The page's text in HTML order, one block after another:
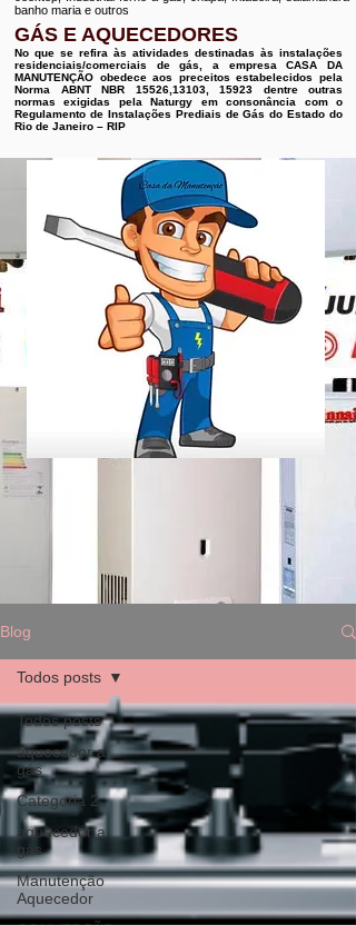
banho maria e outros
GÁS E AQUECEDORES
No que se refira às atividades destinadas às instalações
residenciais/comerciais de gás, a empresa CASA DA
MANUTENÇÃO obedece aos preceitos estabelecidos pela
Norma ABNT NBR 15526,13103, 15923 dentre outras
normas exigidas pela Naturgy em consonância com o
Regulamento de Instalações Prediais de Gás do Estado do
Rio de Janeiro – RIP
Blog
Todos posts
aquecedor a
gás
Categoria 2
aquecedor a
gás
Manutenção
Aquecedor
Todos posts